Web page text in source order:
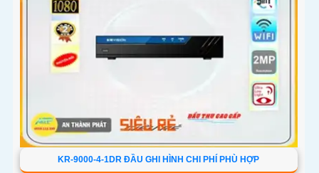
KR-9000-4-1DR ĐẦU GHI HÌNH CHI PHÍ PHÙ HỢP